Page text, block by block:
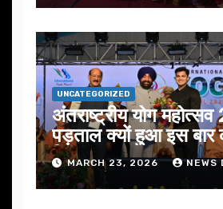
UNCATEGORIZED
अंतराष्ट्रीय योग
पड़ताल क्यों हुआ इस बार
निखार
MARCH 23, 2026 NEWS